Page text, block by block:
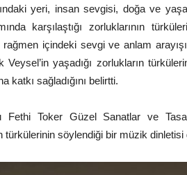
yeri, insan sevgisi, doğa ve
karşılaştığı zorluklarının
içindeki sevgi ve anlam
yaşadığı zorlukların
katkı sağladığını belirtti.
Fethi Toker Güzel Sanatlar ve
türkülerinin söylendiği bir müzik